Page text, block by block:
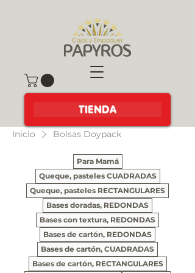
TIENDA
Inicio Bolsas Doypack
Para Mamá
Queque, pasteles CUADRADAS
Queque, pasteles RECTANGULARES
Bases doradas, REDONDAS
Bases con textura, REDONDAS
Bases de cartón, REDONDAS
Bases de cartón, CUADRADAS
Bases de cartón, RECTANGULARES